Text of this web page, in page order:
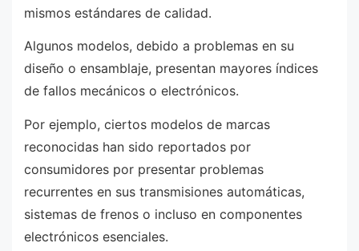
mismos estándares de calidad.
Algunos modelos, debido a problemas en su
diseño o ensamblaje, presentan mayores índices
de fallos mecánicos o electrónicos.
Por ejemplo, ciertos modelos de marcas
reconocidas han sido reportados por
consumidores por presentar problemas
recurrentes en sus transmisiones automáticas,
sistemas de frenos o incluso en componentes
electrónicos esenciales.